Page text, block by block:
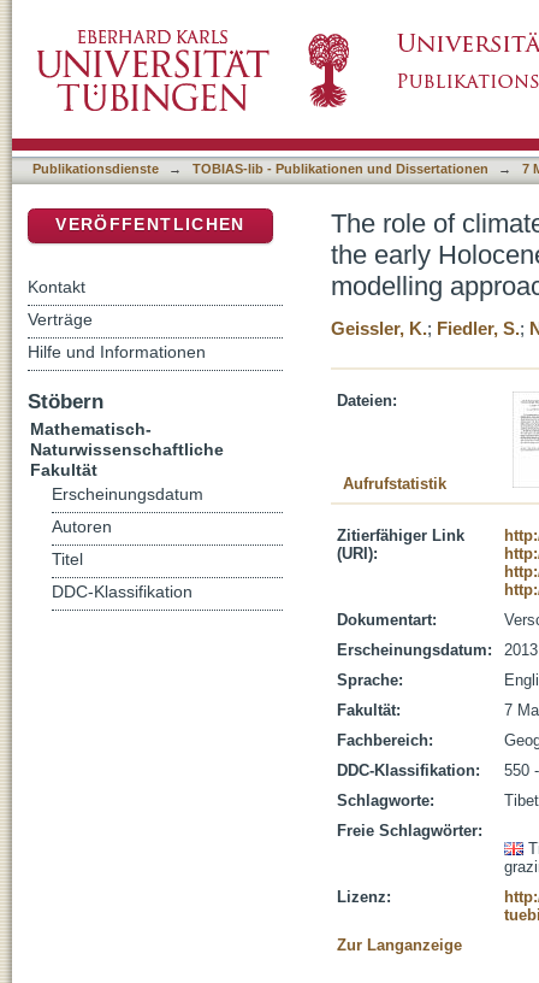
Qinghai-Tibetan Plateau – an
Publikationsdienste → TOBIAS-lib - Publikationen und Dissertationen → 7
The role of
the early
modelling
Geissler, K.; Fiedler, S.;
Dateien:
Aufrufstatistik
Zitierfähiger Link
(URI):
Dokumentart:
Erscheinungsdatum:
2013
Sprache:
Fakultät:
7
Fachbereich:
DDC-Klassifikation:
550
Schlagworte:
Freie Schlagwörter:
Lizenz:
Zur Langanzeige
VERÖFFENTLICHEN
Kontakt
Verträge
Hilfe und Informationen
Stöbern
Mathematisch-
Naturwissenschaftliche
Fakultät
Erscheinungsdatum
Autoren
Titel
DDC-Klassifikation